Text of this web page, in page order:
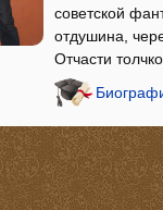
советской
отдушина,
Отчасти